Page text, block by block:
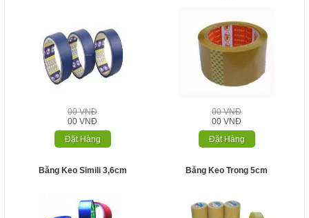
00 VNĐ
00 VNĐ
Đặt Hàng
00 VNĐ
00 VNĐ
Đặt Hàng
Băng Keo Simili 3,6cm Băng Keo Trong 5cm